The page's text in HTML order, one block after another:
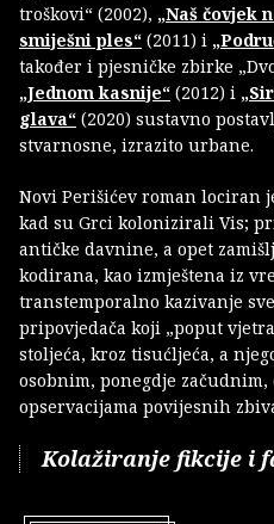
troškovi“ (2002), „Naš čovjek
smiješni ples“ (2011) i
također i pjesničke zbirke
„Jednom kasnije“ (2012) i
glava“ (2020) sustavno
stvarnosne, izrazito urbane.
Novi Perišićev roman lociran
kad su Grci kolonizirali Vis;
antičke davnine, a opet
kodirana, kao izmještena iz
transtemporalno kazivanje
pripovjedača koji „poput
stoljeća, kroz tisućljeća, a
osobnim, ponegdje
opservacijama povijesnih
Kolažiranje fikcije i